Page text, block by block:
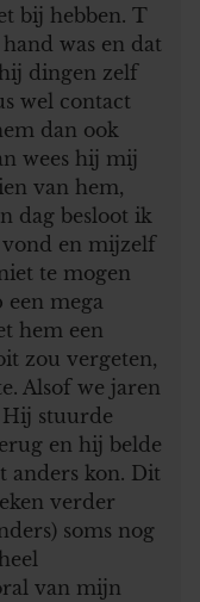
bij hebben. T
was en dat
dingen zelf
wel contact
dan ook
wees hij mij
van hem,
dag besloot ik
en mijzelf
te mogen
mega
hem een
zou vergeten,
Alsof we jaren
Hij stuurde
en hij belde
anders kon. Dit
verder
soms nog
van mijn